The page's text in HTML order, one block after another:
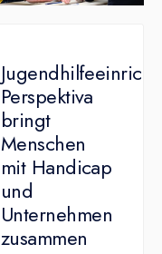
Perspektiva
bringt
Menschen
mit Handicap
und
Unternehmen
zusammen